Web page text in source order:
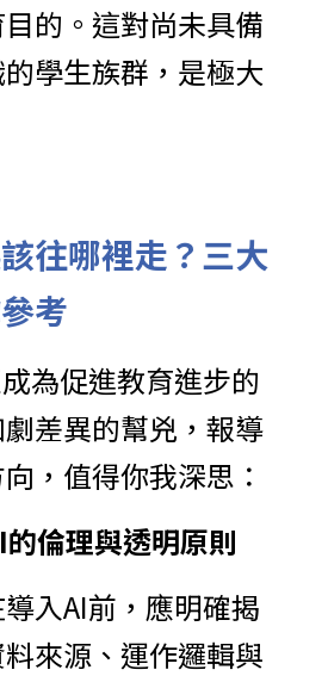
的。這對尚未具備
學生族群，是極大
往哪裡走？三大
考
為促進教育進步的
差異的幫兇，報導
，值得你我深思：
倫理與透明原則
入AI前，應明確揭
來源、運作邏輯與